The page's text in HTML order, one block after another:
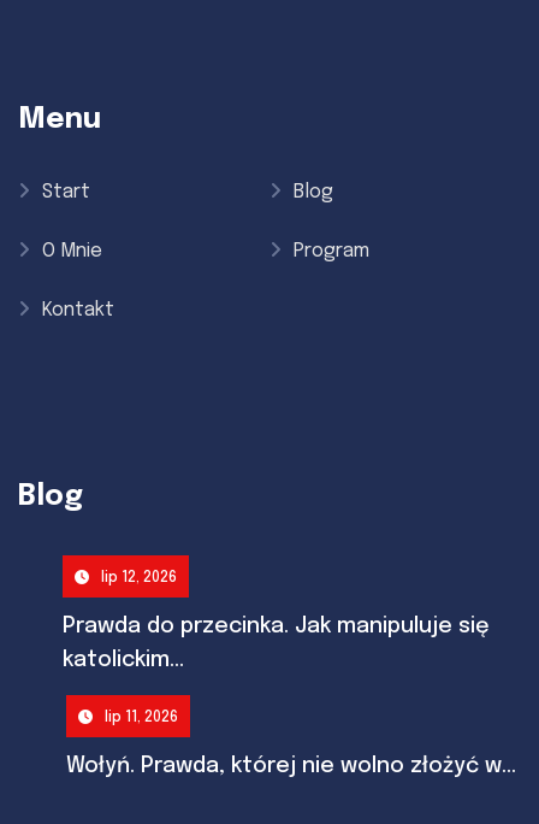
Menu
Start Blog
O Mnie Program
Kontakt
Blog
lip 12, 2026
Prawda do przecinka. Jak manipuluje się
katolickim...
lip 11, 2026
Wołyń. Prawda, której nie wolno złożyć w...